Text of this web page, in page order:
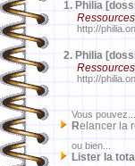
1. Philia
http://
2. Philia
http://
Vous pouvez...
Relancer la
ou bien...
Lister la